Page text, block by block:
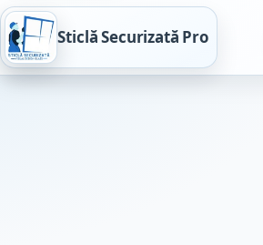
Sticlă Securizată Pro